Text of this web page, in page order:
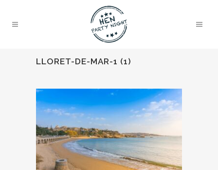
LLORET-DE-MAR-1 (1)